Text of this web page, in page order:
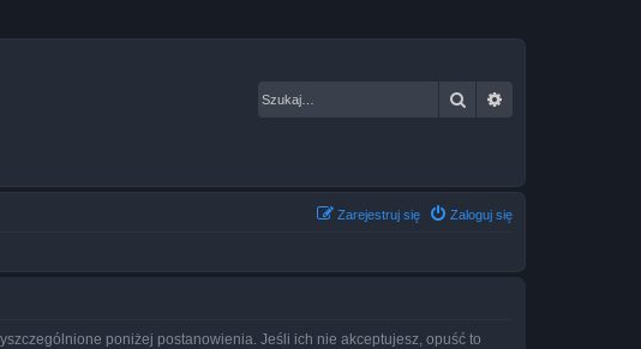
Szukaj
Zaloguj się
Zarejestruj się
poniżej postanowienia. Jeśli ich nie akceptujesz, opuść to